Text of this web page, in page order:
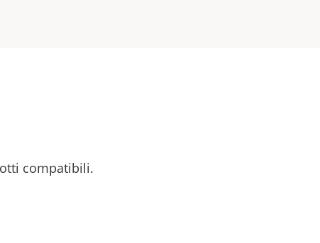
compatibili.